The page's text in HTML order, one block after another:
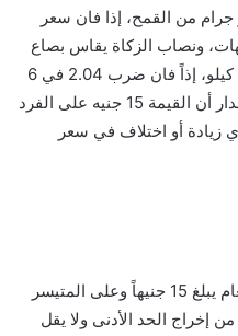
الأردب على 150 كيلو جرام من القمح، إذا فان سعر
في تلك الحالة هو 6 جنيهات، ونصاب الزكاة يقاس بصاع
من القمح والصاع يحتوي على 2.04 كيلو، إذاً فان ضرب 2.04 في 6
جنيها يبلغ 12.24 جنيه، وقد أعلنت الدار أن القيمة 15 جنيه على الفرد
زيادة أو اختلاف في سعر
وبهذا الأمر فان مقدار الزكاة لهذا العام يبلغ 15 جنيهاً وعلى المتيسر
إخراج الحد الأدنى ولا يقل